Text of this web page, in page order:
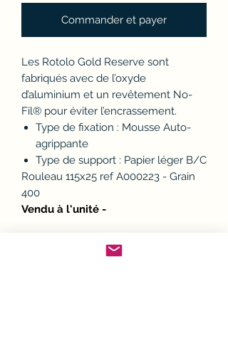
Commander et payer
Les Rotolo Gold Reserve sont
fabriqués avec de l’oxyde
d’aluminium et un revêtement No-
Fil® pour éviter l’encrassement.
Type de fixation : Mousse Auto-
agrippante
Type de support : Papier léger B/C
Rouleau 115x25 ref A000223 - Grain
400
Vendu à l'unité -